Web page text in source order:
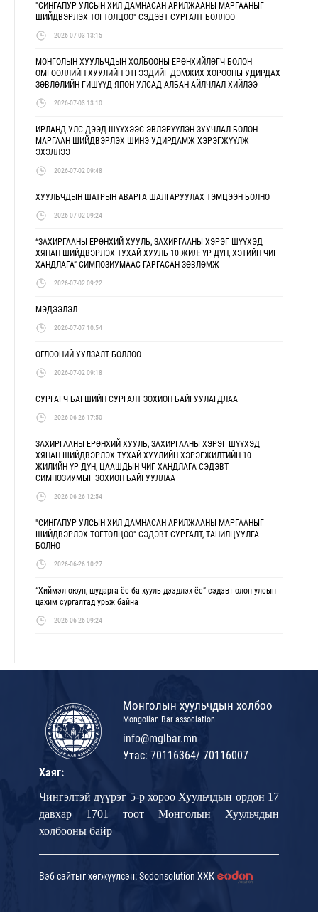
"СИНГАПУР УЛСЫН ХИЛ ДАМНАСАН АРИЛЖААНЫ МАРГААНЫГ
ШИЙДВЭРЛЭХ ТОГТОЛЦОО" СЭДЭВТ СУРГАЛТ БОЛЛОО
2026-07-03 13:15
МОНГОЛЫН ХУУЛЬЧДЫН ХОЛБООНЫ ЕРӨНХИЙЛӨГЧ БОЛОН
ӨМГӨӨЛЛИЙН ХУУЛИЙН ЭТГЭЭДИЙГ ДЭМЖИХ ХОРООНЫ УДИРДАХ
ЗӨВЛӨЛИЙН ГИШҮҮД ЯПОН УЛСАД АЛБАН АЙЛЧЛАЛ ХИЙЛЭЭ
2026-07-03 13:10
ИРЛАНД УЛС ДЭЭД ШҮҮХЭЭС ЭВЛЭРҮҮЛЭН ЗУУЧЛАЛ БОЛОН
МАРГААН ШИЙДВЭРЛЭХ ШИНЭ УДИРДАМЖ ХЭРЭГЖҮҮЛЖ
ЭХЭЛЛЭЭ
2026-07-02 09:48
ХУУЛЬЧДЫН ШАТРЫН АВАРГА ШАЛГАРУУЛАХ ТЭМЦЭЭН БОЛНО
2026-07-02 09:24
“ЗАХИРГААНЫ ЕРӨНХИЙ ХУУЛЬ, ЗАХИРГААНЫ ХЭРЭГ ШҮҮХЭД
ХЯНАН ШИЙДВЭРЛЭХ ТУХАЙ ХУУЛЬ 10 ЖИЛ: ҮР ДҮН, ХЭТИЙН ЧИГ
ХАНДЛАГА” СИМПОЗИУМААС ГАРГАСАН ЗӨВЛӨМЖ
2026-07-02 09:22
МЭДЭЭЛЭЛ
2026-07-07 10:54
ӨГЛӨӨНИЙ УУЛЗАЛТ БОЛЛОО
2026-07-02 09:18
СУРГАГЧ БАГШИЙН СУРГАЛТ ЗОХИОН БАЙГУУЛАГДЛАА
2026-06-26 17:50
ЗАХИРГААНЫ ЕРӨНХИЙ ХУУЛЬ, ЗАХИРГААНЫ ХЭРЭГ ШҮҮХЭД
ХЯНАН ШИЙДВЭРЛЭХ ТУХАЙ ХУУЛИЙН ХЭРЭГЖИЛТИЙН 10
ЖИЛИЙН ҮР ДҮН, ЦААШДЫН ЧИГ ХАНДЛАГА СЭДЭВТ
СИМПОЗИУМЫГ ЗОХИОН БАЙГУУЛЛАА
2026-06-26 12:54
"СИНГАПУР УЛСЫН ХИЛ ДАМНАСАН АРИЛЖААНЫ МАРГААНЫГ
ШИЙДВЭРЛЭХ ТОГТОЛЦОО" СЭДЭВТ СУРГАЛТ, ТАНИЛЦУУЛГА
БОЛНО
2026-06-26 10:27
“Хиймэл оюун, шударга ёс ба хууль дээдлэх ёс” сэдэвт олон улсын
цахим сургалтад урьж байна
2026-06-26 09:24
Монголын хуульчдын холбоо
Mongolian Bar association
info@mglbar.mn
Утас: 70116364/ 70116007
Хаяг:
Чингэлтэй дүүрэг 5-р хороо Хуульчдын ордон 17
давхар 1701 тоот Монголын Хуульчдын
холбооны байр
Вэб сайтыг хөгжүүлсэн: Sodonsolution ХХК